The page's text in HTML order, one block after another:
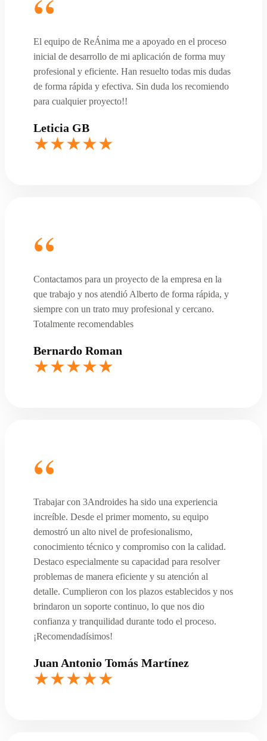
Leticia GB
El equipo de ReÁnima me a apoyado en el proceso
inicial de desarrollo de mi aplicación de forma muy
profesional y eficiente. Han resuelto todas mis dudas
de forma rápida y efectiva. Sin duda los recomiendo
para cualquier proyecto!!
Bernardo Roman
Contactamos para un proyecto de la empresa en la
que trabajo y nos atendió Alberto de forma rápida, y
siempre con un trato muy profesional y cercano.
Totalmente recomendables
Juan Antonio Tomás Martínez
Trabajar con 3Androides ha sido una experiencia
increíble. Desde el primer momento, su equipo
demostró un alto nivel de profesionalismo,
conocimiento técnico y compromiso con la calidad.
Destaco especialmente su capacidad para resolver
problemas de manera eficiente y su atención al
detalle. Cumplieron con los plazos establecidos y nos
brindaron un soporte continuo, lo que nos dio
confianza y tranquilidad durante todo el proceso.
¡Recomendadísimos!